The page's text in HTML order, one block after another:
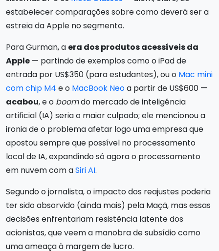
estabelecer comparações sobre como deverá ser a
estreia da Apple no segmento.
Para Gurman, a era dos produtos acessíveis da
Apple — partindo de exemplos como o iPad de
entrada por US$350 (para estudantes), ou o Mac mini
com chip M4 e o MacBook Neoa partir de US$600 —
acabou, e o boomdo mercado de inteligência
artificial (IA) seria o maior culpado; ele mencionou a
ironia de o problema afetar logo uma empresa que
apostou sempre que possível no processamento
local de IA, expandindo só agora o processamento
em nuvem com aSiri AI.
Segundo o jornalista, o impacto dos reajustes poderia
ter sido absorvido (ainda mais) pela Maçã, mas essas
decisões enfrentariam resistência latente dos
acionistas, que veem a manobra de subsídio como
uma ameaça à margem de lucro.